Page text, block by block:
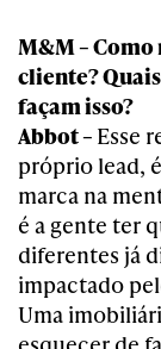
M&M –
cliente?
façam isso?
Abbot – Esse
próprio lead,
marca na
é a gente ter
diferentes já
impactado
Uma